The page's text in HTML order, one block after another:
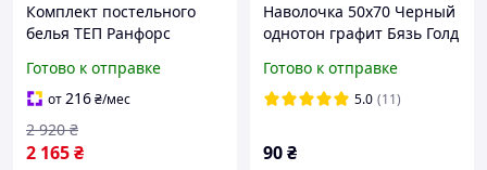
Комплект постельного
белья ТЕП Ранфорс
50х70 см. Весенняя
свежесть Белый
(52440150215)
Готово к отправке
от216₴/мес
2 165₴
2 920 ₴
Наволочка 50х70 Черный
однотон графит Бязь Голд
Готово к отправке
5.0 (11)
90₴